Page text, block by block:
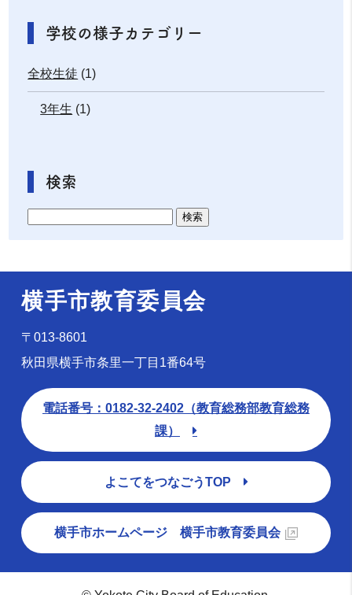
学校の様子カテゴリー
全校生徒 (1)
3年生 (1)
検索
横手市教育委員会
〒013-8601
秋田県横手市条里一丁目1番64号
電話番号：0182-32-2402（教育総務部教育総務
課）
よこてをつなごうTOP
横手市ホームページ 横手市教育委員会